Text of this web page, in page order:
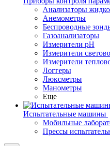
Анализаторы
Анемометры
Беспроводные
Газоанализаторы
Измерители pH
Измерители
Измерители
Логгеры
Люксметры
Манометры
Еще
Испытательные машины
Мобильные
Прессы